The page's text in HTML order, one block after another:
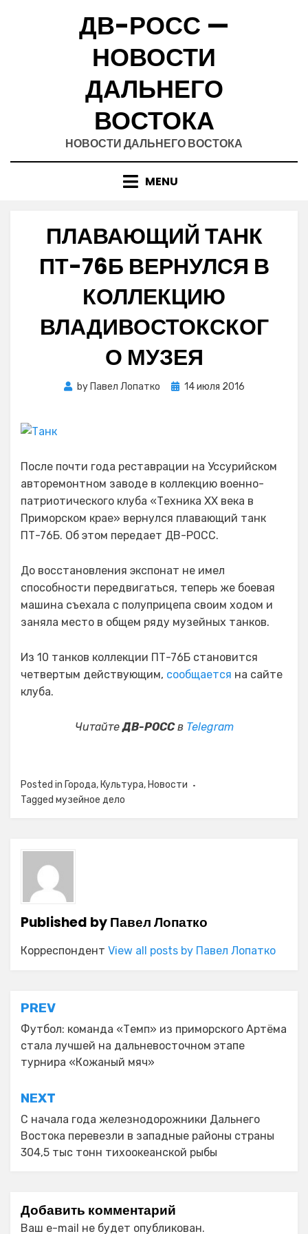
ДВ-РОСС —
НОВОСТИ
ДАЛЬНЕГО
ВОСТОКА
НОВОСТИ ДАЛЬНЕГО ВОСТОКА
MENU
ПЛАВАЮЩИЙ ТАНК
ПТ-76Б ВЕРНУЛСЯ В
КОЛЛЕКЦИЮ
ВЛАДИВОСТОКСКОГ
О МУЗЕЯ
by Павел Лопатко
Posted
14 июля 2016
После почти года реставрации на Уссурийском
авторемонтном заводе в коллекцию военно-
патриотического клуба «Техника XX века в
Приморском крае» вернулся плавающий танк
ПТ-76Б. Об этом передает ДВ-РОСС.
До восстановления экспонат не имел
способности передвигаться, теперь же боевая
машина съехала с полуприцепа своим ходом и
заняла место в общем ряду музейных танков.
Из 10 танков коллекции ПТ-76Б становится
четвертым действующим, сообщается на сайте
клуба.
ЧитайтеДВ-РОССв Telegram
Posted in Города, Культура, Новости
Tagged музейное дело
Published byПавел Лопатко
Корреспондент View all posts by Павел Лопатко
Навигация
по
записям
PREV
Футбол: команда «Темп» из приморского Артёма
стала лучшей на дальневосточном этапе
турнира «Кожаный мяч»
NEXT
С начала года железнодорожники Дальнего
Востока перевезли в западные районы страны
304,5 тыс тонн тихоокеанской рыбы
Добавить комментарий
Ваш e-mail не будет опубликован.